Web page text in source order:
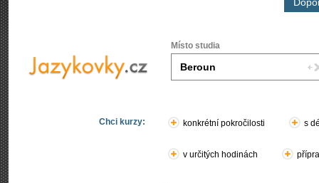
Místo studia
Chci kurzy: konkrétní pokročilosti s
v určitých hodinách